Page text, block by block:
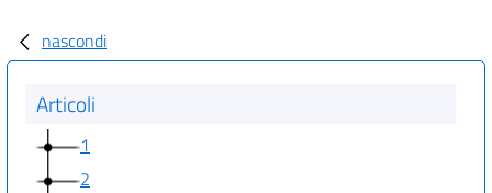
nascondi
Articoli
1
2